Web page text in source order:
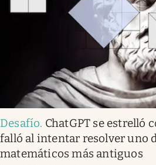
Desafío. ChatGPT se estrelló
falló al intentar resolver uno
matemáticos más antiguos